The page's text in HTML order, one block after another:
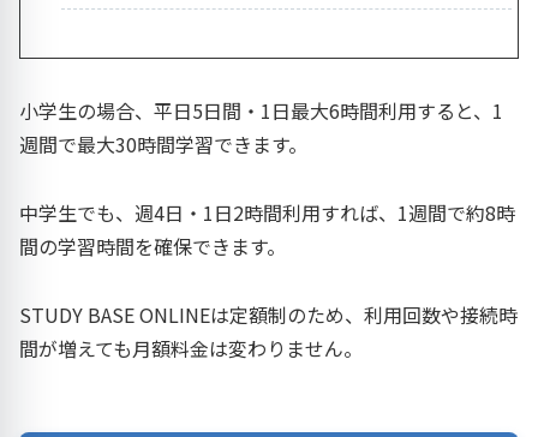
小学生の場合、平日5日間・1日最大6時間利用すると、1
週間で最大30時間学習できます。
中学生でも、週4日・1日2時間利用すれば、1週間で約8時
間の学習時間を確保できます。
STUDY BASE ONLINEは定額制のため、利用回数や接続時
間が増えても月額料金は変わりません。